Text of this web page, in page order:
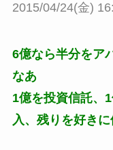
2015/04/24(金)
6億なら半分をア
なあ
1億を投資信託、
入、残りを好き